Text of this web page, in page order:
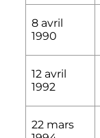
8 avril
1990
12 avril
1992
22 mars